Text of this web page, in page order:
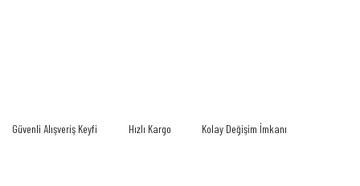
Ürün açıklamasında eksik bilgiler bulunuyor.
Güvenli Alışveriş Keyfi Hızlı Kargo Kolay Değişim İmkanı